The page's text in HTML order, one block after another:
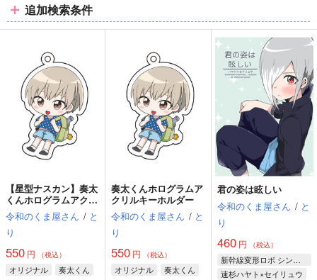
ム
表
ム
表
ム
表
示
追加検索条件
【星型ナスカン】奏太
くんホログラムアクリ
ルキーホルダー
令和のくま屋さん / と
り
550 円 （税込）
オリジナル
奏太くん
奏太くんホログラムア
クリルキーホルダー
令和のくま屋さん / と
り
550 円 （税込）
オリジナル
奏太くん
君の姿は眩しい
令和のくま屋さん / と
り
460円 （税込）
新幹線変形ロボ シンカリオン
速杉ハヤト×セイリュウ